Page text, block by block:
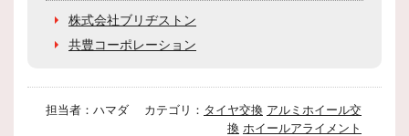
株式会社ブリヂストン
共豊コーポレーション
担当者：ハマダ カテゴリ： タイヤ交換 アルミホイール交
換 ホイールアライメント